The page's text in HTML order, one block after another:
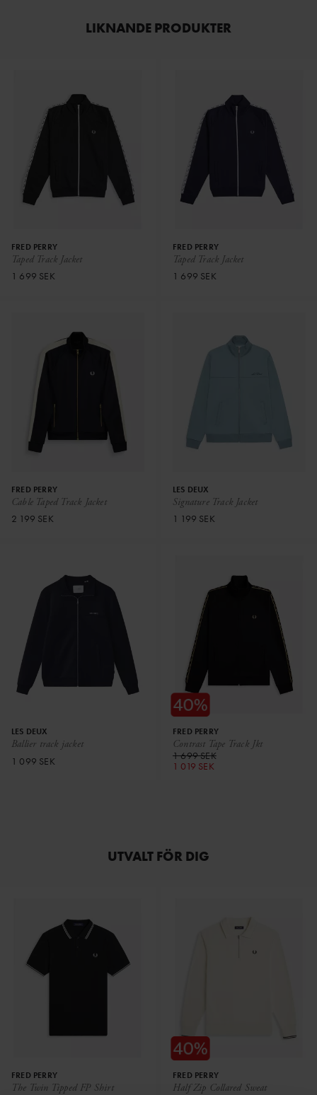
LIKNANDE PRODUKTER
Taped Track Jacket
FRED PERRY
1 699 SEK
Taped Track Jacket
FRED PERRY
1 699 SEK
Cable Taped Track Jacket
FRED PERRY
2 199 SEK
Signature Track Jacket
LES DEUX
1 199 SEK
Ballier track jacket
LES DEUX
1 099 SEK
Contrast Tape Track Jkt
FRED PERRY
1 699 SEK
1 019 SEK
UTVALT FÖR DIG
The Twin Tipped FP Shirt
FRED PERRY
Half Zip Collared Sweat
FRED PERRY